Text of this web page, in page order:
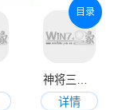
详情
目录